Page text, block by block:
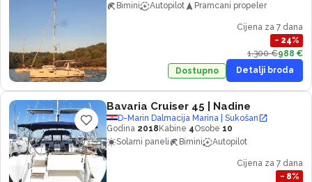
Bimini
Autopilot Pramcani propeler
Cijena za 7 dana
− 24%
1.300 €988 €
Dostupno
Detalji broda
Bavaria Cruiser 45 | Nadine
D-Marin Dalmacija Marina | Sukošan
Godina 2018 Kabine 4Osobe 10
Solarni paneli
Bimini Autopilot
Cijena za 7 dana
− 8%